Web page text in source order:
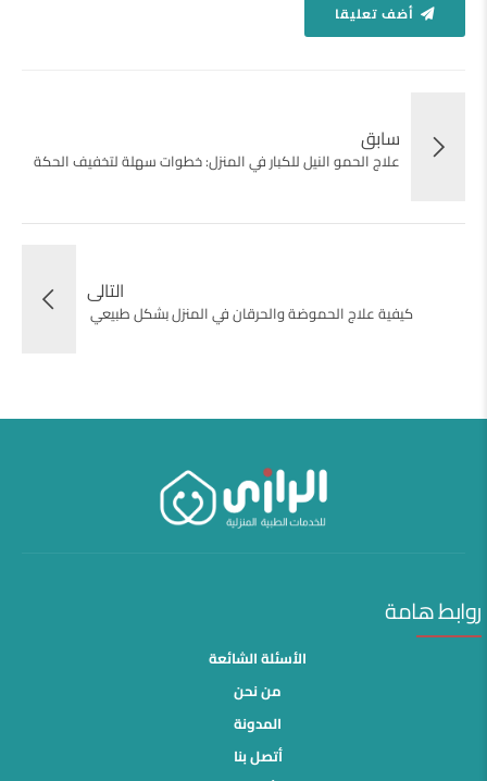
أضف تعليقا
سابق
علاج الحمو النيل للكبار في المنزل: خطوات سهلة لتخفيف الحكة
التالى
كيفية علاج الحموضة والحرقان في المنزل بشكل طبيعي
روابط هامة
الأسئلة الشائعة
من نحن
المدونة
أتصل بنا